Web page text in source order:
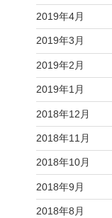
2019年4月
2019年3月
2019年2月
2019年1月
2018年12月
2018年11月
2018年10月
2018年9月
2018年8月